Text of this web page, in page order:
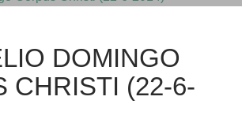
DOMINGO
CHRISTI (22-6-